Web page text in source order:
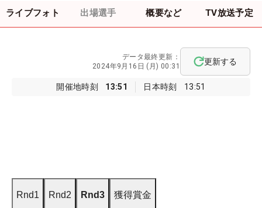
ライブフォト 出場選手 概要など TV放送予定
開催地時刻 13:51 日本時刻 13:51
データ最終更新：
2024年9月16日 (月) 00:31
更新する
Rnd1 Rnd2 Rnd3 獲得賞金